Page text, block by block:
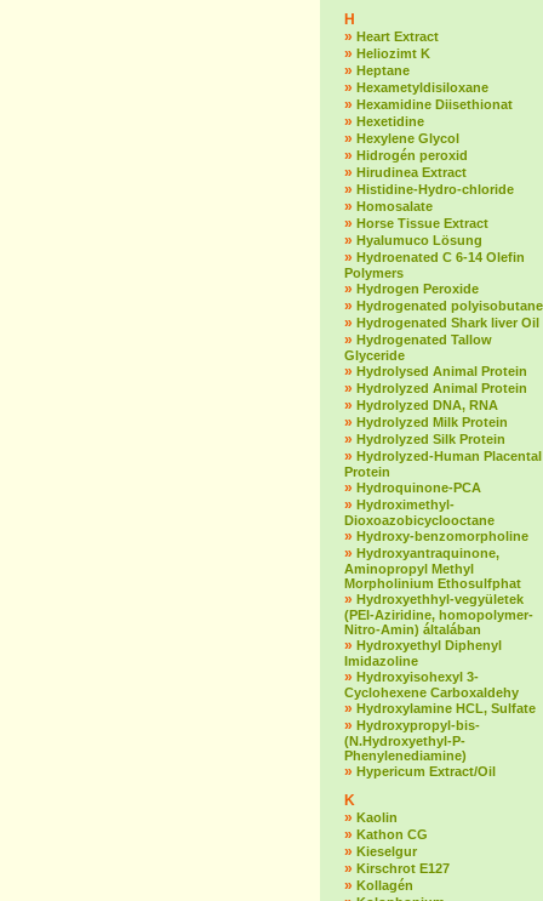
H
» Heart Extract
» Heliozimt K
» Heptane
» Hexametyldisiloxane
» Hexamidine Diisethionat
» Hexetidine
» Hexylene Glycol
» Hidrogén peroxid
» Hirudinea Extract
» Histidine-Hydro-chloride
» Homosalate
» Horse Tissue Extract
» Hyalumuco Lösung
» Hydroenated C 6-14 Olefin
Polymers
» Hydrogen Peroxide
» Hydrogenated polyisobutane
» Hydrogenated Shark liver Oil
» Hydrogenated Tallow
Glyceride
» Hydrolysed Animal Protein
» Hydrolyzed Animal Protein
» Hydrolyzed DNA, RNA
» Hydrolyzed Milk Protein
» Hydrolyzed Silk Protein
» Hydrolyzed-Human Placental
Protein
» Hydroquinone-PCA
» Hydroximethyl-
Dioxoazobicyclooctane
» Hydroxy-benzomorpholine
» Hydroxyantraquinone,
Aminopropyl Methyl
Morpholinium Ethosulfphat
» Hydroxyethhyl-vegyületek
(PEI-Aziridine, homopolymer-
Nitro-Amin) általában
» Hydroxyethyl Diphenyl
Imidazoline
» Hydroxyisohexyl 3-
Cyclohexene Carboxaldehy
» Hydroxylamine HCL, Sulfate
» Hydroxypropyl-bis-
(N.Hydroxyethyl-P-
Phenylenediamine)
» Hypericum Extract/Oil
K
» Kaolin
» Kathon CG
» Kieselgur
» Kirschrot E127
» Kollagén